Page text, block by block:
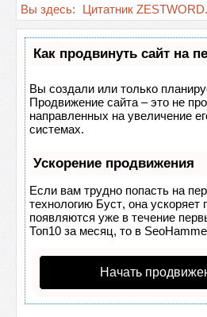
Вы здесь: Цитатник
Как продвинуть сайт на
Вы создали или только
Продвижение сайта – это не
направленных на увеличение
системах.
Ускорение продвижения
Если вам трудно попасть на
технологию Буст, она ускоряет
появляются уже в течение
Топ10 за месяц, то в
Начать